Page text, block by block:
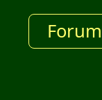
Forum